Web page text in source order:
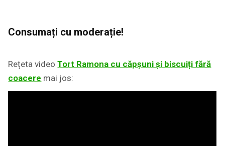
Consumați cu moderație!
Rețeta videoTort Ramona cu căpșuni și biscuiți fără
coacere mai jos: